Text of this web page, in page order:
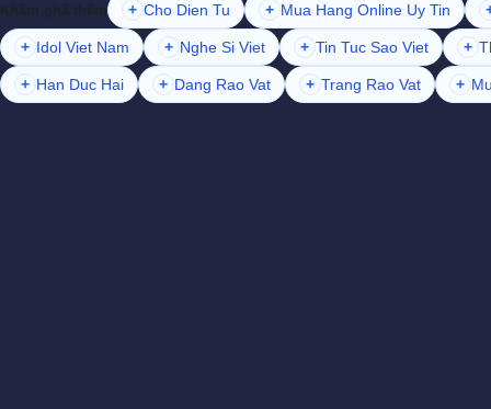
Khám phá thêm + Cho Dien Tu + Mua Hang Online Uy Tin
+ Idol Viet Nam + Nghe Si Viet + Tin Tuc Sao Viet +
+ Han Duc Hai + Dang Rao Vat + Trang Rao Vat +